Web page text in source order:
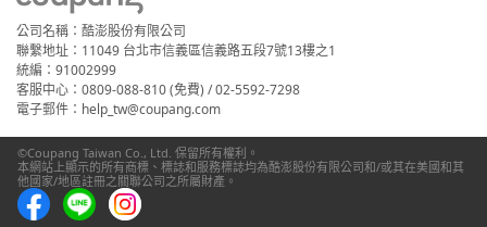
公司名稱：酷澎股份有限公司
聯繫地址：11049 台北市信義區信義路五段7號13樓之1
統編：91002999
客服中心：0809-088-810 (免費) / 02-5592-7298
電子郵件：help_tw@coupang.com
©Coupang Taiwan Co., Ltd. 保留所有權利。
本網站上顯示的所有商標、標誌和服務標誌均為酷澎股份有限公司和/或其在美國和其
他國家/地區註冊之關聯公司之所屬財產。